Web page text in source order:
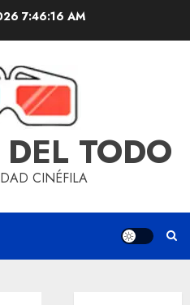
7:46:16 AM
TODO
CINÉFILA